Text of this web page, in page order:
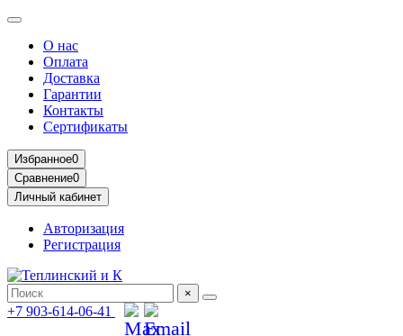
О нас
Оплата
Доставка
Гарантии
Контакты
Сертификаты
Избранное0
Сравнение0
Личный кабинет
Авторизация
Регистрация
×
+7 903-614-06-41